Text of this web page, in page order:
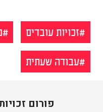
זכויות עובדים
עבודה שעתית
פורום